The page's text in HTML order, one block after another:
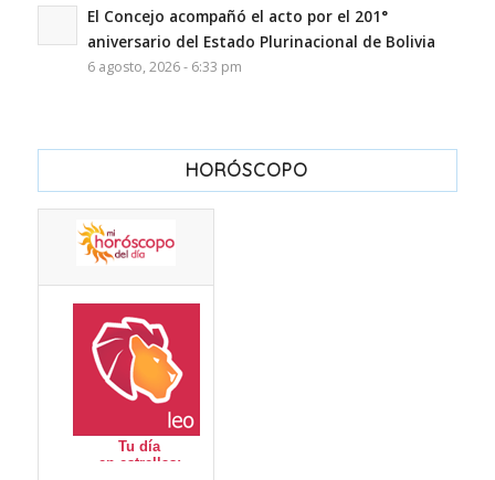
El Concejo acompañó el acto por el 201°
aniversario del Estado Plurinacional de Bolivia
6 agosto, 2026 - 6:33 pm
HORÓSCOPO